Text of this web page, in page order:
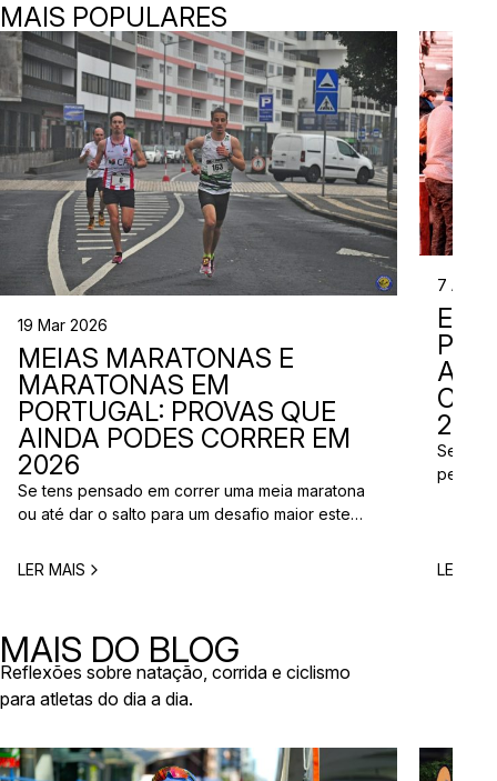
MAIS POPULARES
19 Mar 2026
MEIAS MARATONAS E
MARATONAS EM
PORTUGAL: PROVAS QUE
AINDA PODES CORRER EM
2026
Se tens pensado em correr uma meia maratona
ou até dar o salto para um desafio maior este
planear. Entre a primavera e o verão, o
LER MAIS
7 Abr
Se
perto
LER
MAIS DO BLOG
Reflexões sobre natação, corrida e ciclismo
para atletas do dia a dia.